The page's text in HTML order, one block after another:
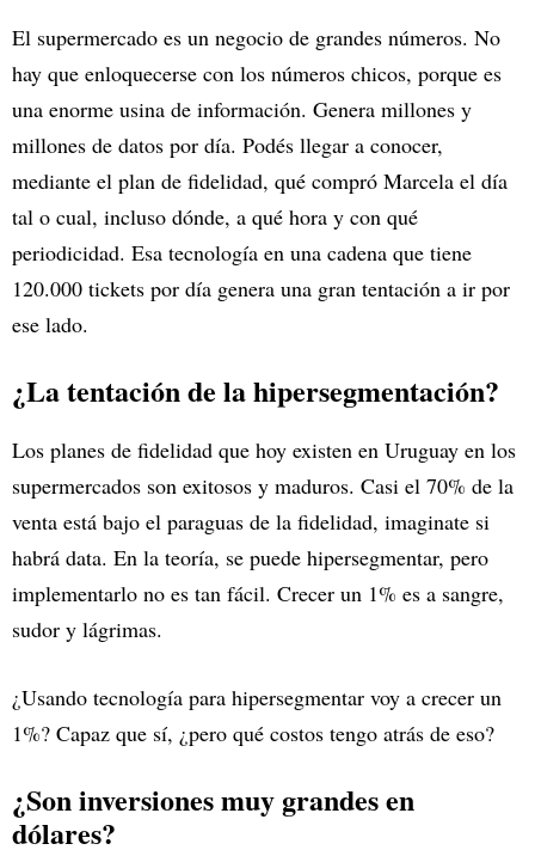
El supermercado es un negocio de grandes números. No
hay que enloquecerse con los números chicos, porque es
una enorme usina de información. Genera millones y
millones de datos por día. Podés llegar a conocer,
mediante el plan de fidelidad, qué compró Marcela el día
tal o cual, incluso dónde, a qué hora y con qué
periodicidad. Esa tecnología en una cadena que tiene
120.000 tickets por día genera una gran tentación a ir por
ese lado.
¿La tentación de la hipersegmentación?
Los planes de fidelidad que hoy existen en Uruguay en los
supermercados son exitosos y maduros. Casi el 70% de la
venta está bajo el paraguas de la fidelidad, imaginate si
habrá data. En la teoría, se puede hipersegmentar, pero
implementarlo no es tan fácil. Crecer un 1% es a sangre,
sudor y lágrimas.
¿Usando tecnología para hipersegmentar voy a crecer un
1%? Capaz que sí, ¿pero qué costos tengo atrás de eso?
¿Son inversiones muy grandes en
dólares?